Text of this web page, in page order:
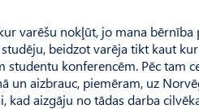
varēšu nokļūt, jo mana
beidzot varēja tikt kaut
studentu konferencēm. Pēc tam
un aizbrauc, piemēram, uz
kad aizgāju no tādas darba